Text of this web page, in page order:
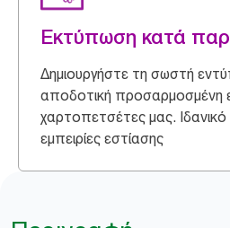
Εκτύπωση κατά
Δημιουργήστε τη σωστή
αποδοτική προσαρμοσμένη
χαρτοπετσέτες μας. Ιδανικό
εμπειρίες εστίασης